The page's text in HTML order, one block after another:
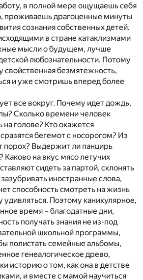
в полной мере ощущаешь себя
проживаешь драгоценные минуты
сознания собственных детей.
в стране катаклизмами
мысли о будущем, лучше
любознательности. Потому
свойственная безмятежность,
и уже смотришь вперед более
все вокруг. Почему идет дождь,
Сколько времени человек
на голове? Кто окажется
бегемот с носорогом? Из
порох? Выдержит ли панцирь
Каково на вкус мясо летучих
сидеть за партой, склонять
зазубривать иностранные слова,
способность смотреть на жизнь
удивляться. Поэтому каникулярное,
время – благодатные дни,
получать знания не из-под
школьной программы,
полистать семейные альбомы,
генеалогическое древо,
историю о том, как она в детстве
и вместе с мамой научиться